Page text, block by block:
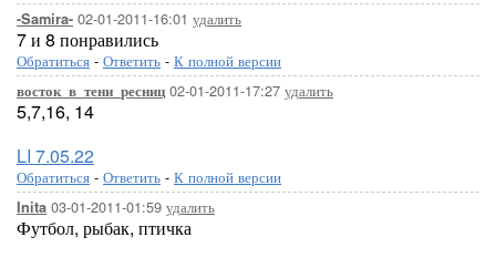
-Samira- 02-01-2011-16:01 удалить
7 и 8 понравились
Обратиться - Ответить - К полной версии
восток_в_тени_ресниц 02-01-2011-17:27 удалить
5,7,16, 14
LI 7.05.22
Обратиться - Ответить - К полной версии
Inita 03-01-2011-01:59 удалить
Футбол, рыбак, птичка